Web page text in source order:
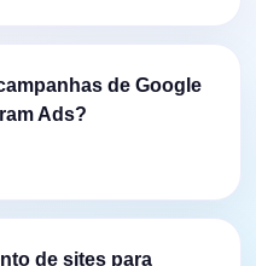
de Google
Ads?
de sites para